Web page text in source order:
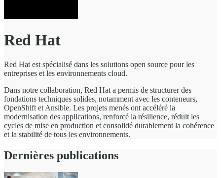
Red Hat
Red Hat est spécialisé dans les solutions open source pour les
entreprises et les environnements cloud.
Dans notre collaboration, Red Hat a permis de structurer des
fondations techniques solides, notamment avec les conteneurs,
OpenShift et Ansible. Les projets menés ont accéléré la
modernisation des applications, renforcé la résilience, réduit les
cycles de mise en production et consolidé durablement la cohérence
et la stabilité de tous les environnements.
Dernières publications